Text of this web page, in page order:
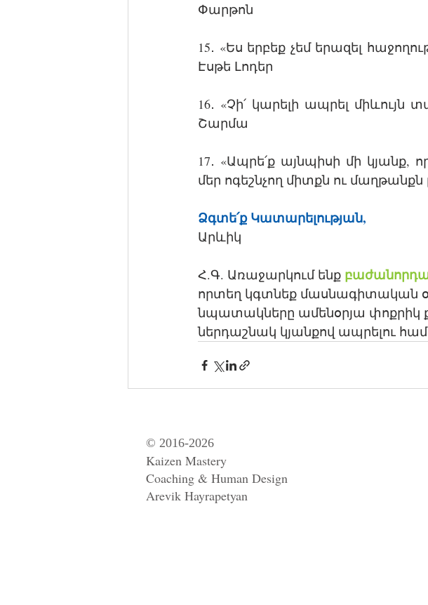
Փարթոն
15․ «Ես երբեք չեմ երազել
Էսթե Լոդեր
16․ «Չի՛ կարելի ապրել միևույն
Շարմա
17․ «Ապրե՛ք այնպիսի մի կյանք,
մեր ոգեշնչող միտքն ու մաղթանքն
Ձգտե՛ք Կատարելության,
Արևիկ
Հ.Գ. Առաջարկում ենք
որտեղ կգտնեք մասնագիտական
նպատակները ամենօրյա փոքրիկ
ներդաշնակ կյանքով ապրելու
© 2016-2026
Kaizen Mastery
Coaching & Human Design
Arevik Hayrapetyan